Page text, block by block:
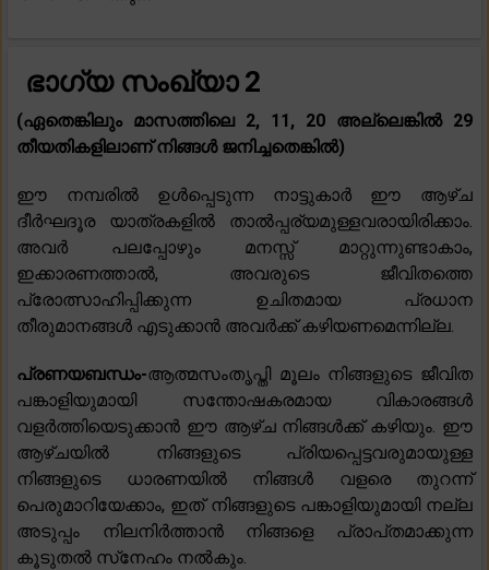
ഭാഗ്യ സംഖ്യാ 2
(ഏതെങ്കിലും മാസത്തിലെ 2, 11, 20 അല്ലെങ്കിൽ 29
തീയതികളിലാണ് നിങ്ങൾ ജനിച്ചതെങ്കിൽ)
ഈ നമ്പരിൽ ഉൾപ്പെടുന്ന നാട്ടുകാർ ഈ ആഴ്‌ച
ദീർഘദൂര യാത്രകളിൽ താൽപ്പര്യമുള്ളവരായിരിക്കാം.
അവർ പലപ്പോഴും മനസ്സ് മാറ്റുന്നുണ്ടാകാം,
ഇക്കാരണത്താൽ, അവരുടെ ജീവിതത്തെ
പ്രോത്സാഹിപ്പിക്കുന്ന ഉചിതമായ പ്രധാന
തീരുമാനങ്ങൾ എടുക്കാൻ അവർക്ക് കഴിയണമെന്നില്ല.
പ്രണയബന്ധം-ആത്മസംതൃപ്തി മൂലം നിങ്ങളുടെ ജീവിത
പങ്കാളിയുമായി സന്തോഷകരമായ വികാരങ്ങൾ
വളർത്തിയെടുക്കാൻ ഈ ആഴ്ച നിങ്ങൾക്ക് കഴിയും. ഈ
ആഴ്‌ചയിൽ നിങ്ങളുടെ പ്രിയപ്പെട്ടവരുമായുള്ള
നിങ്ങളുടെ ധാരണയിൽ നിങ്ങൾ വളരെ തുറന്ന്
പെരുമാറിയേക്കാം, ഇത് നിങ്ങളുടെ പങ്കാളിയുമായി നല്ല
അടുപ്പം നിലനിർത്താൻ നിങ്ങളെ പ്രാപ്‌തമാക്കുന്ന
കൂടുതൽ സ്‌നേഹം നൽകും.